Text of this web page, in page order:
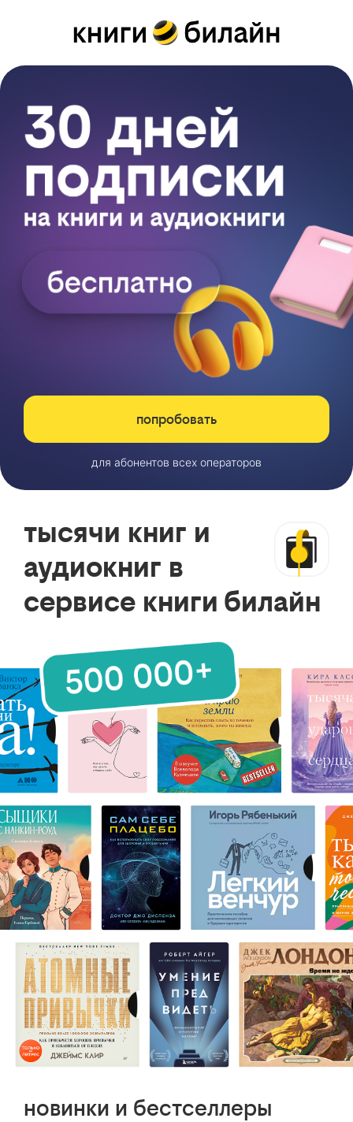
попробовать
для абонентов всех операторов
тысячи книг и
аудиокниг в
сервисе книги билайн
новинки и бестселлеры